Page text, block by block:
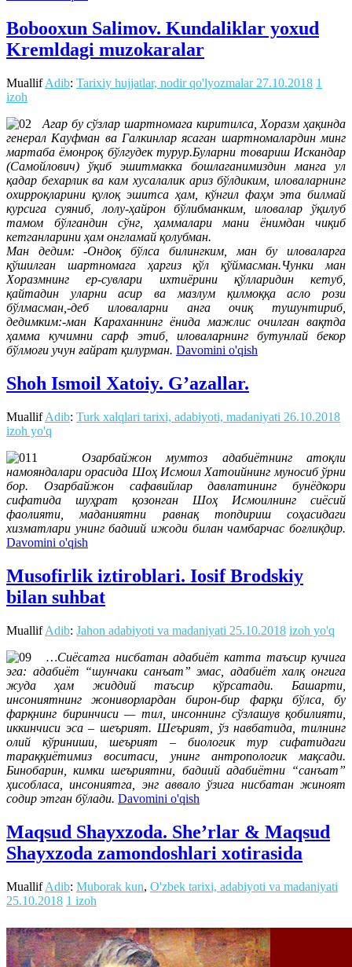
Bobooxun Salimov. Kundaliklar yoxud
Kremldagi muzokaralar
MuallifAdib: Tarixiy hujjatlar, nodir qo'lyozmalar 27.10.2018 1
izoh
Aгар бу сўзлар шартномага киритилса, Хоразм ҳақинда
генерал Кауфман ва Галкинлар ясаган шартномалардин минг
мартаба ёмонроқ бўлгудек турур.Буларни товариш Искандар
(Самойлович) ўқиб эшитмакка бошлаганимиздин манга ул
қадар бехарлик ва кам хусалалик ариз бўлдиким, иловаларнинг
охирроқларини қулоқ эшитса ҳам, кўнгил фаҳм эта билмай
курсига суяниб, лолу-ҳайрон бўлибманким, иловалар ўқилуб
тамом бўлгандин сўнг, ҳаммалари мани ёнимдан чиқиб
кетганларини ҳам онгламай қолубман.
Ман дедим: -Ондоқ бўлса билингким, ман бу иловаларга
қўшилган шартномага ҳаргиз қўл қўймасман.Чунки ман
Хоразмнинг ер-сувлари ихтиёрини қўлларидин кетуб,
қайтадин уларни асир ва мазлум қилмоққа асло рози
бўлмасман,-деб иловаларни анга очиқ тушунтириб,
дедимким:-ман Караханнинг ёнида мажлис очилган вақтда
ҳамма кучимни сарф этиб, иловаларнинг бутунлай бекор
бўлмоғи учун ғайрат қилурман. Davomini o'qish
Shoh Ismoil Xatoiy. G’azallar.
MuallifAdib: Turk xalqlari tarixi, adabiyoti, madaniyati 26.10.2018
izoh yo'q
Озарбайжон мумтоз адабиётнинг атоқли
намояндалари орасида Шоҳ Исмоил Хатоийнинг муносиб ўрни
бор. Озарбайжон сафавийлар давлатининг бунёдкори
сифатида шуҳрат қозонган Шоҳ Исмоилнинг сиёсий
фаолияти, маданиятни равнақ топдириш соҳасидаги
хизматлари унинг бадиий ижоди билан чамбарчас боғлиқдир.
Davomini o'qish
Musofirlik iztiroblari. Iosif Brodskiy
bilan suhbat
MuallifAdib: Jahon adabiyoti va madaniyati 25.10.2018 izoh yo'q
…Сиёсатга нисбатан адабиёт катта таъсир кучига
эга: адабиёт “шунчаки санъат” эмас, адабиёт халқ онгига
жуда ҳам жиддий таъсир кўрсатади. Башарти,
инсониятнинг жониворлардан бирон-бир фарқи бўлса, бу
фарқнинг биринчиси — тил, инсоннинг сўзлашув қобилияти,
иккинчиси эса – шеърият. Шеърият, ўз навбатида, тилнинг
олий кўриниши, шеърият – биологик тур сифатидаги
тараққиётимиз воситаси, унинг антропологик мақсади.
Бинобарин, кимки шеъриятни, бадиий адабиётни “санъат”
ҳисобласа, инсониятга, энг аввало ўзига нисбатан жиноят
содир этган бўлади. Davomini o'qish
Maqsud Shayxzoda. She’rlar & Maqsud
Shayxzoda zamondoshlari xotirasida
MuallifAdib: Muborak kun, O'zbek tarixi, adabiyoti va madaniyati
25.10.2018 1 izoh